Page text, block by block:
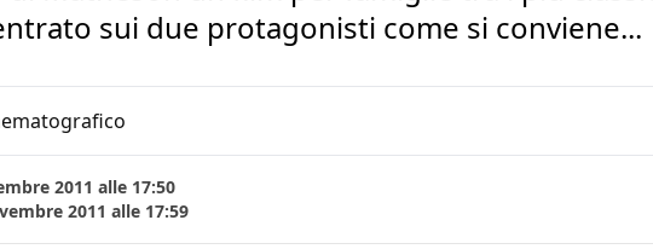
sui due protagonisti come si conviene...
2011 alle 17:50
2011 alle 17:59